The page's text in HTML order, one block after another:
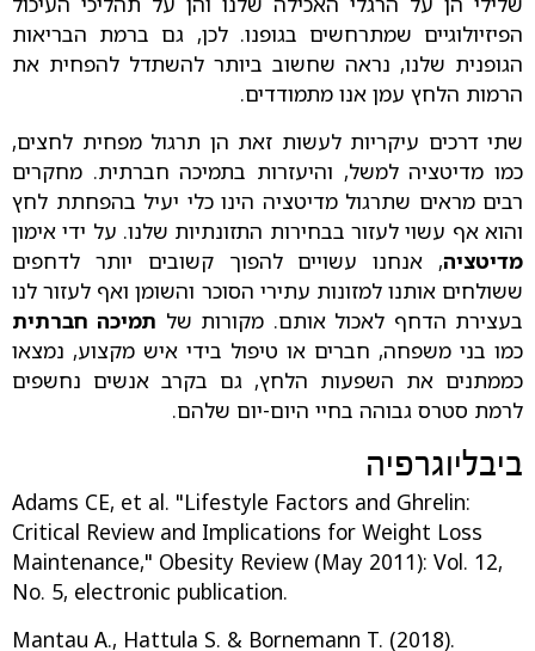
הפיזיולוגיים שמתרחשים בגופנו. לכן, גם ברמת הבריאות
הגופנית שלנו, נראה שחשוב ביותר להשתדל להפחית את
הרמות הלחץ עמן אנו מתמודדים.
שתי דרכים עיקריות לעשות זאת הן תרגול מפחית לחצים,
כמו מדיטציה למשל, והיעזרות בתמיכה חברתית. מחקרים
רבים מראים שתרגול מדיטציה הינו כלי יעיל בהפחתת לחץ
והוא אף עשוי לעזור בבחירות התזונתיות שלנו. על ידי אימון
מדיטציה, אנחנו עשויים להפוך קשובים יותר לדחפים
ששולחים אותנו למזונות עתירי הסוכר והשומן ואף לעזור לנו
בעצירת הדחף לאכול אותם. מקורות של תמיכה חברתית
כמו בני משפחה, חברים או טיפול בידי איש מקצוע, נמצאו
כממתנים את השפעות הלחץ, גם בקרב אנשים נחשפים
לרמת סטרס גבוהה בחיי היום-יום שלהם.
ביבליוגרפיה
Adams CE, et al. "Lifestyle Factors and Ghrelin:
Critical Review and Implications for Weight Loss
Maintenance," Obesity Review (May 2011): Vol. 12,
No. 5, electronic publication.
Mantau A., Hattula S. & Bornemann T. (2018).